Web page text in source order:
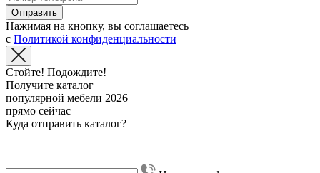
Отправить
Нажимая на кнопку, вы соглашаетесь
с Политикой конфиденциальности
Стойте! Подождите!
Получите каталог
популярной мебели 2026
прямо сейчас
Куда отправить каталог?